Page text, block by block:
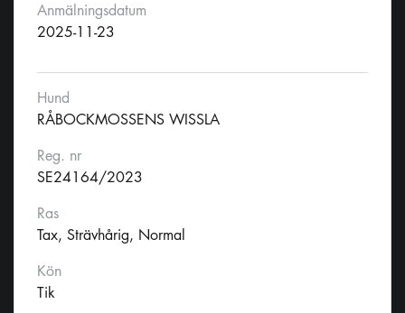
Anmälningsdatum
2025-11-23
Hund
RÅBOCKMOSSENS WISSLA
Reg. nr
SE24164/2023
Ras
Tax, Strävhårig, Normal
Kön
Tik